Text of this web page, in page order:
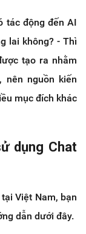
tác động đến AI
lai không? - Thì
tạo ra nhằm
nên nguồn kiến
mục đích khác
dụng Chat
Việt Nam, bạn
dẫn dưới đây.